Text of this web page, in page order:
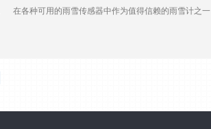
在各种可用的雨雪传感器中作为值得信赖的雨雪计之
式。 要了解有关雨雪传感器的更多信息，请立即联系北